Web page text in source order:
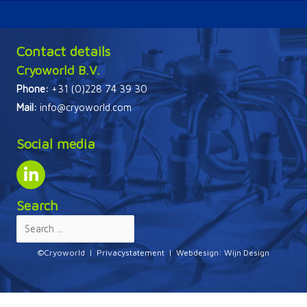
Contact details
Cryoworld B.V.
Phone: +31 (0)228 74 39 30
Mail: info@cryoworld.com
Social media
Search
©Cryoworld | Privacystatement | Webdesign: Wijn Design